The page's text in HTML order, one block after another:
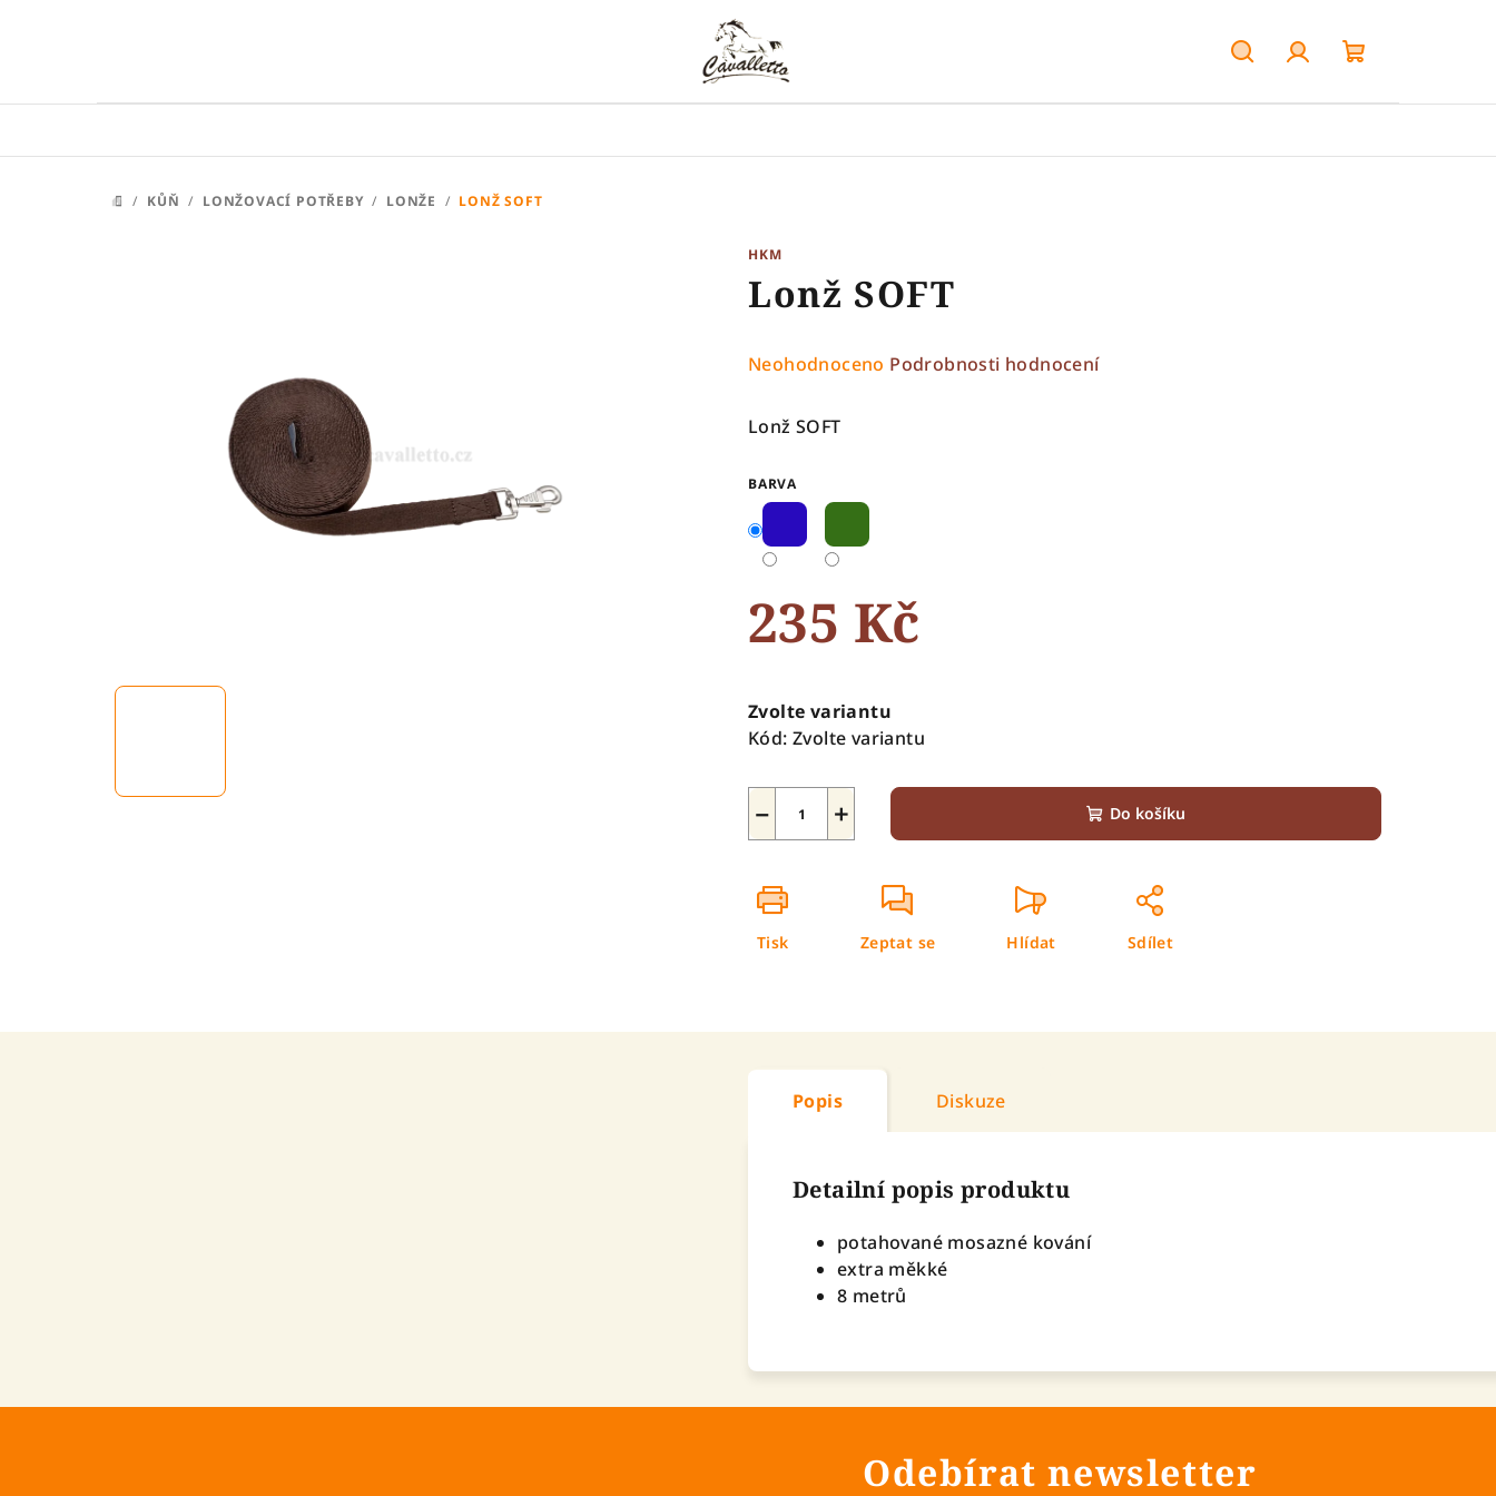
košík
DOMŮ
/ KŮŇ / LONŽOVACÍ POTŘEBY / LONŽE / LONŽ SOFT
HKM
Lonž SOFT
Průměrné
produktu
z
5
hvězdiček.
Neohodnoceno Podrobnosti hodnocení
Lonž SOFT
BARVA
235 Kč
cena:
Zvolte variantu
Kód: Zvolte variantu
+
− Do košíku
Tisk Zeptat se Hlídat Sdílet
Popis Diskuze
Detailní popis produktu
potahované mosazné kování
extra měkké
8 metrů
Odebírat newsletter